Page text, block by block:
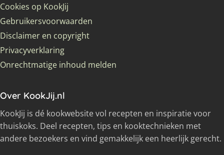
Cookies op KookJij
Gebruikersvoorwaarden
Disclaimer en copyright
Privacyverklaring
Onrechtmatige inhoud melden
Over KookJij.nl
KookJij is dé kookwebsite vol recepten en inspiratie voor
thuiskoks. Deel recepten, tips en kooktechnieken met
andere bezoekers en vind gemakkelijk een heerlijk gerecht.